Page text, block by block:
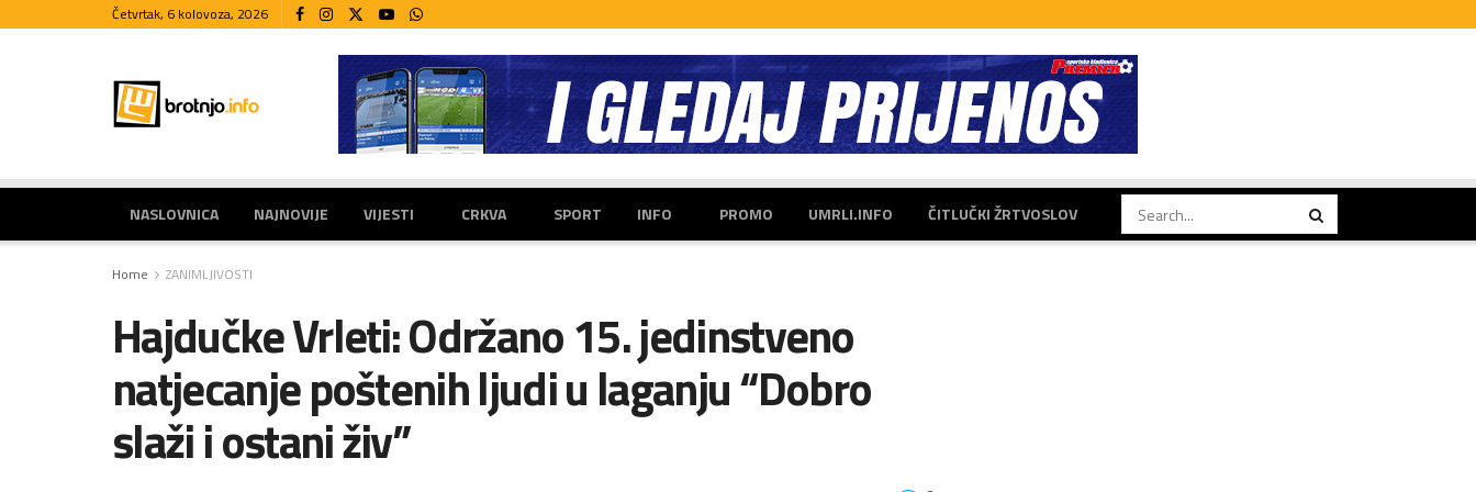
Četvrtak, 6 kolovoza, 2026
NASLOVNICA NAJNOVIJE VIJESTI CRKVA SPORT INFO PROMO UMRLI.INFO ČITLUČKI ŽRTVOSLOV
Home ZANIMLJIVOSTI
Hajdučke Vrleti: Održano 15. jedinstveno
natjecanje poštenih ljudi u laganju “Dobro
slaži i ostani živ”